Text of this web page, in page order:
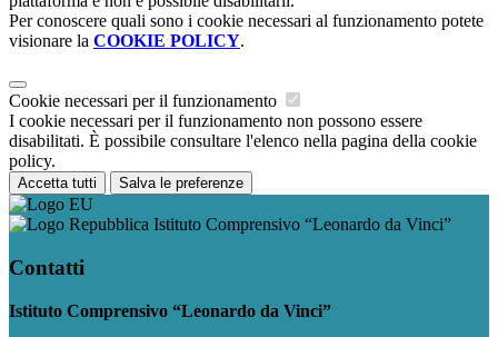
Per conoscere quali sono i cookie necessari al funzionamento potete
visionare la COOKIE POLICY.
Cookie necessari per il funzionamento
I cookie necessari per il funzionamento non possono essere
disabilitati. È possibile consultare l'elenco nella pagina della cookie
policy.
Accetta tutti Salva le preferenze
Istituto Comprensivo “Leonardo da Vinci”
Contatti
Istituto Comprensivo “Leonardo da Vinci”